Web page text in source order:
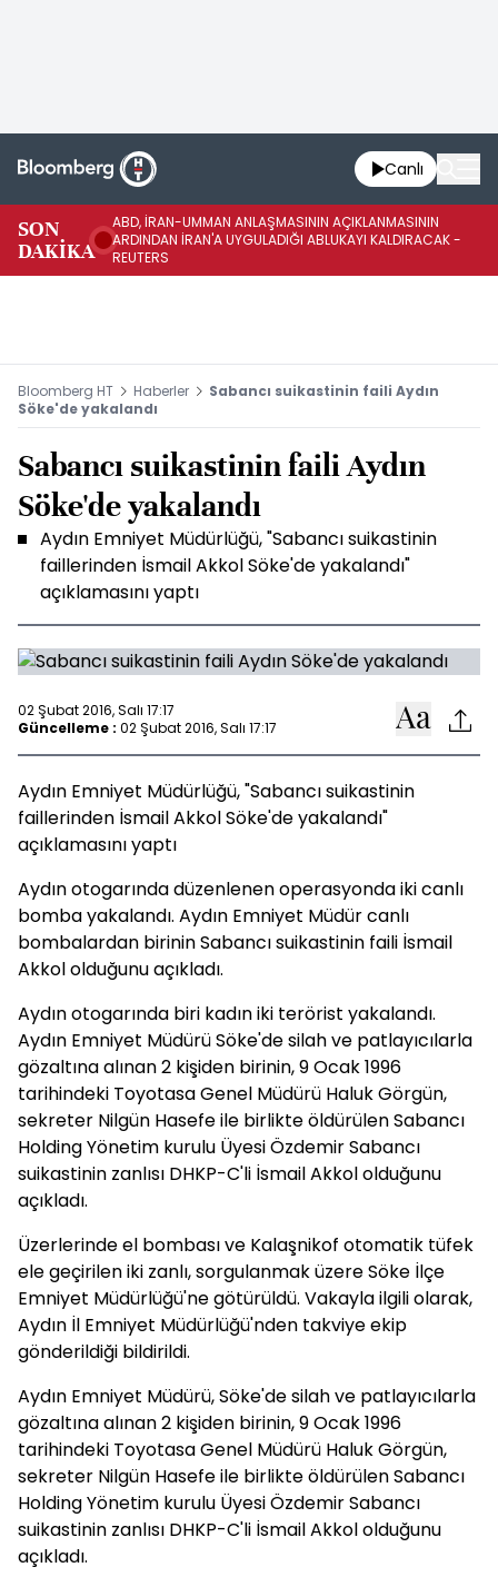
Canlı
SON
DAKİKA
ABD, İRAN-UMMAN ANLAŞMASININ AÇIKLANMASININ
ARDINDAN İRAN'A UYGULADIĞI ABLUKAYI KALDIRACAK -
REUTERS
Bloomberg HT Haberler
Sabancı suikastinin faili Aydın
Söke'de yakalandı
Sabancı suikastinin faili Aydın
Söke'de yakalandı
Aydın Emniyet Müdürlüğü, "Sabancı suikastinin
faillerinden İsmail Akkol Söke'de yakalandı"
açıklamasını yaptı
02 Şubat 2016, Salı 17:17
Güncelleme : 02 Şubat 2016, Salı 17:17
Aydın Emniyet Müdürlüğü, "Sabancı suikastinin
faillerinden İsmail Akkol Söke'de yakalandı"
açıklamasını yaptı
Aydın otogarında düzenlenen operasyonda iki canlı
bomba yakalandı. Aydın Emniyet Müdür canlı
bombalardan birinin Sabancı suikastinin faili İsmail
Akkol olduğunu açıkladı.
Aydın otogarında biri kadın iki terörist yakalandı.
Aydın Emniyet Müdürü Söke'de silah ve patlayıcılarla
gözaltına alınan 2 kişiden birinin, 9 Ocak 1996
tarihindeki Toyotasa Genel Müdürü Haluk Görgün,
sekreter Nilgün Hasefe ile birlikte öldürülen Sabancı
Holding Yönetim kurulu Üyesi Özdemir Sabancı
suikastinin zanlısı DHKP-C'li İsmail Akkol olduğunu
açıkladı.
Üzerlerinde el bombası ve Kalaşnikof otomatik tüfek
ele geçirilen iki zanlı, sorgulanmak üzere Söke İlçe
Emniyet Müdürlüğü'ne götürüldü. Vakayla ilgili olarak,
Aydın İl Emniyet Müdürlüğü'nden takviye ekip
gönderildiği bildirildi.
Aydın Emniyet Müdürü, Söke'de silah ve patlayıcılarla
gözaltına alınan 2 kişiden birinin, 9 Ocak 1996
tarihindeki Toyotasa Genel Müdürü Haluk Görgün,
sekreter Nilgün Hasefe ile birlikte öldürülen Sabancı
Holding Yönetim kurulu Üyesi Özdemir Sabancı
suikastinin zanlısı DHKP-C'li İsmail Akkol olduğunu
açıkladı.